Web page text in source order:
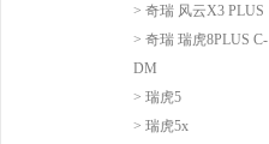
> 奇瑞 风云X3 PLUS
> 奇瑞 瑞虎8PLUS C-
DM
> 瑞虎5
> 瑞虎5x